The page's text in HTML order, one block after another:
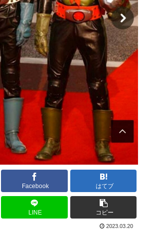
Facebook はてブ
LINE コピー
2023.03.20